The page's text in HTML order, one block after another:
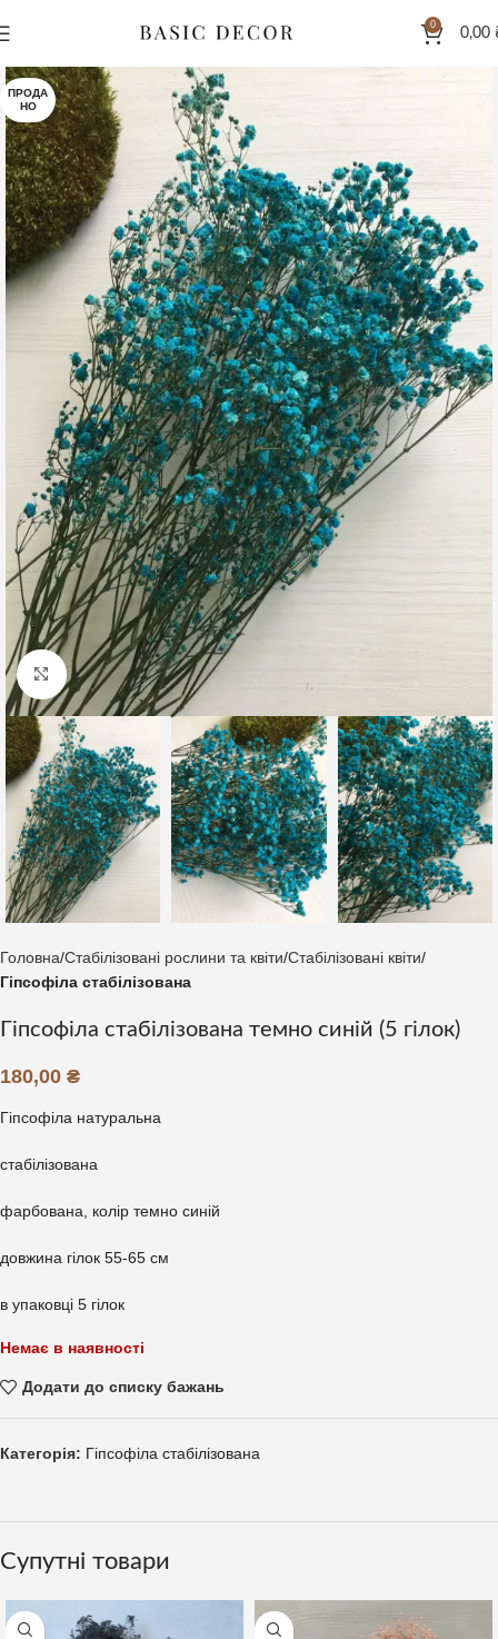
0
0,00
ПРОДА
НО
Клацніть, щоб збільшити
Головна Стабілізовані рослини та квіти Стабілізовані квіти
Гіпсофіла стабілізована
Гіпсофіла стабілізована темно синій (5 гілок)
180,00 ₴
Гіпсофіла натуральна
стабілізована
фарбована, колір темно синій
довжина гілок 55-65 см
в упаковці 5 гілок
Немає в наявності
Додати до списку бажань
Категорія: Гіпсофіла стабілізована
Супутні товари